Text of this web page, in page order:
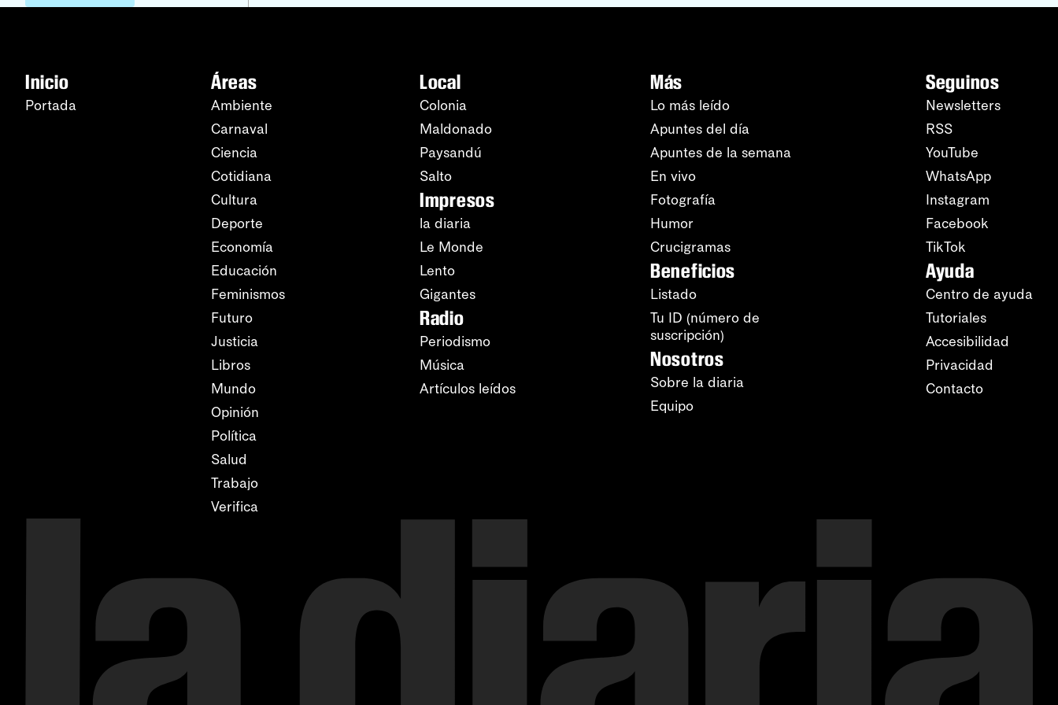
Inicio
Portada
Áreas
Ambiente
Carnaval
Ciencia
Cotidiana
Cultura
Deporte
Economía
Educación
Feminismos
Futuro
Justicia
Libros
Mundo
Opinión
Política
Salud
Trabajo
Verifica
Local
Colonia
Maldonado
Paysandú
Salto
Impresos
la diaria
Le Monde
Lento
Gigantes
Radio
Periodismo
Música
Artículos leídos
Más
Lo más leído
Apuntes del día
Apuntes de la semana
En vivo
Fotografía
Humor
Crucigramas
Beneficios
Listado
Tu ID (número de
suscripción)
Nosotros
Sobre la diaria
Equipo
Seguinos
Newsletters
RSS
YouTube
WhatsApp
Instagram
Facebook
TikTok
Ayuda
Centro de ayuda
Tutoriales
Accesibilidad
Privacidad
Contacto